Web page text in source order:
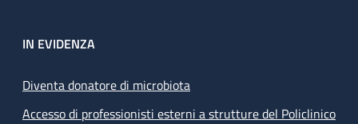
IN EVIDENZA
Diventa donatore di microbiota
Accesso di professionisti esterni a strutture del Policlinico